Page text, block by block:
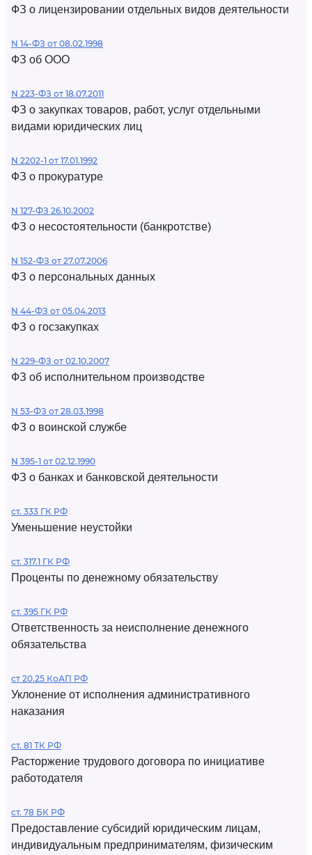
ФЗ о лицензировании отдельных видов деятельности
N 14-ФЗ от 08.02.1998
ФЗ об ООО
N 223-ФЗ от 18.07.2011
ФЗ о закупках товаров, работ, услуг отдельными
видами юридических лиц
N 2202-1 от 17.01.1992
ФЗ о прокуратуре
N 127-ФЗ 26.10.2002
ФЗ о несостоятельности (банкротстве)
N 152-ФЗ от 27.07.2006
ФЗ о персональных данных
N 44-ФЗ от 05.04.2013
ФЗ о госзакупках
N 229-ФЗ от 02.10.2007
ФЗ об исполнительном производстве
N 53-ФЗ от 28.03.1998
ФЗ о воинской службе
N 395-1 от 02.12.1990
ФЗ о банках и банковской деятельности
ст. 333 ГК РФ
Уменьшение неустойки
ст. 317.1 ГК РФ
Проценты по денежному обязательству
ст. 395 ГК РФ
Ответственность за неисполнение денежного
обязательства
ст 20.25 КоАП РФ
Уклонение от исполнения административного
наказания
ст. 81 ТК РФ
Расторжение трудового договора по инициативе
работодателя
ст. 78 БК РФ
Предоставление субсидий юридическим лицам,
индивидуальным предпринимателям, физическим